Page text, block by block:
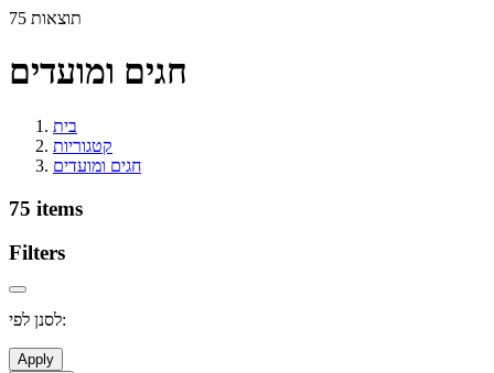
75 תוצאות
חגים ומועדים
בית
קטגוריות
חגים ומועדים
75 items
Filters
לסנן לפי:
Apply